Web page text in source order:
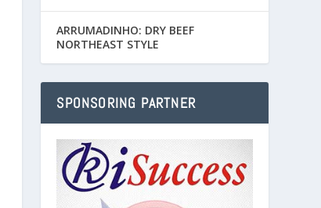
ARRUMADINHO: DRY BEEF
NORTHEAST STYLE
SPONSORING PARTNER